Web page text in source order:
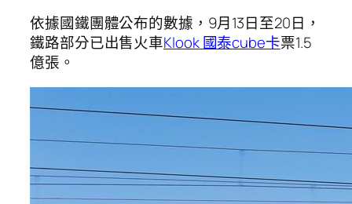
依據國鐵團體公布的數據，9月13日至20日，
鐵路部分已出售火車Klook 國泰cube卡票1.5
億張。